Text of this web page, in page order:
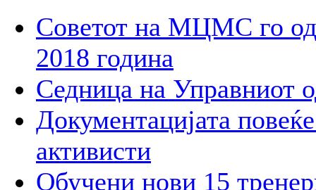
Советот на МЦМС го
2018 година
Седница на
Документацијата
активисти
Обучени нови 15